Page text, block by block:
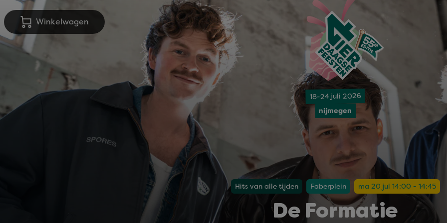
Winkelwagen
18-24 juli 2026
nijmegen
Hits van alle tijden Faberplein ma 20 jul 14:00 - 14:45
De Formatie